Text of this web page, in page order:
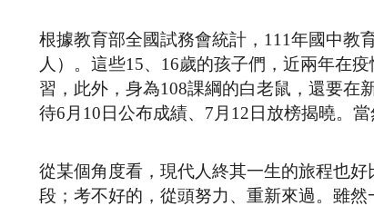
根據教育部全國試務會統計，111年國中教
人）。這些15、16歲的孩子們，近兩年在
習，此外，身為108課綱的白老鼠，還要在
待6月10日公布成績、7月12日放榜揭曉。
從某個角度看，現代人終其一生的旅程也
段；考不好的，從頭努力、重新來過。雖